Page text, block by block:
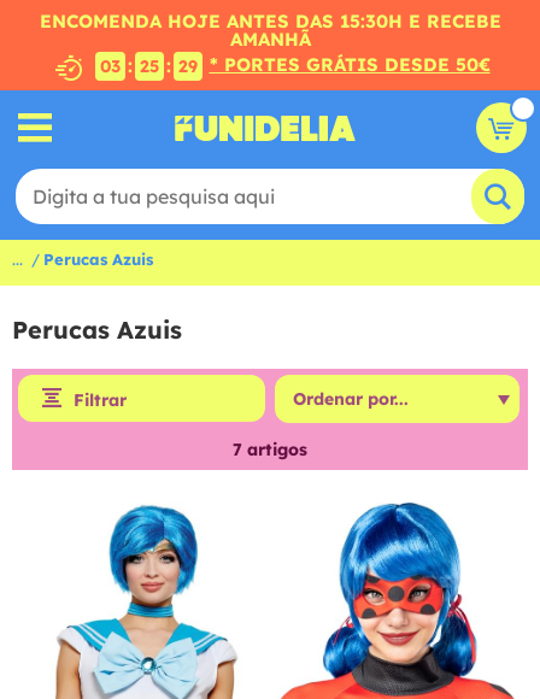
ENCOMENDA HOJE ANTES DAS 15:30H E RECEBE
AMANHÃ
03 : 25 : 28 * PORTES GRÁTIS DESDE 50€
... Perucas Azuis
Perucas Azuis
Filtrar
7 artigos